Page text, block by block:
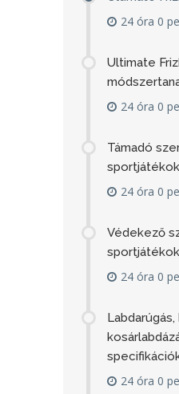
24 óra 0
Ultimate
24 óra 0
Támadó
24 óra 0
Védekező
24 óra 0
24 óra 0